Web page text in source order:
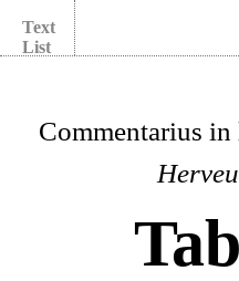
Text
List
Commentarius